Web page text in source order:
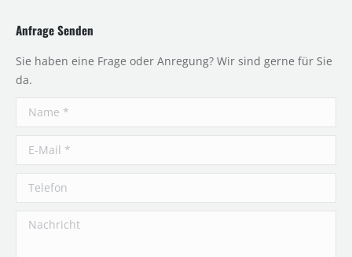
Anfrage Senden
Sie haben eine Frage oder Anregung? Wir sind gerne für Sie
da.
Name *
E-Mail *
Telefon
Nachricht